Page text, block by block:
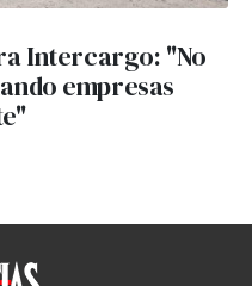
Intercargo: "No
empresas